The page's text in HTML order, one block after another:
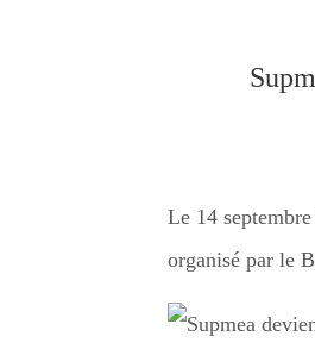
Le 14
organisé par le